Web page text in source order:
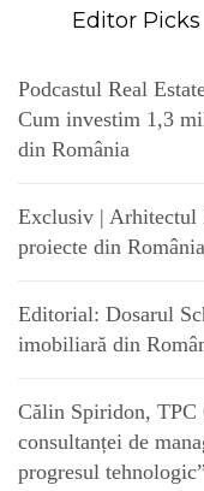
Editor Picks
Podcastul Real
Cum investim 1,3
din România
Exclusiv |
proiecte din
Editorial: Dosarul
imobiliară din
Călin Spiridon, TPC
consultanței de
progresul tehnologic”